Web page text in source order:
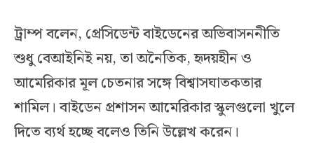
ট্রাম্প বলেন, প্রেসিডেন্ট বাইডেনের অভিবাসননীতি
শুধু বেআইনিই নয়, তা অনৈতিক, হৃদয়হীন ও
আমেরিকার মূল চেতনার সঙ্গে বিশ্বাসঘাতকতার
শামিল। বাইডেন প্রশাসন আমেরিকার স্কুলগুলো খুলে
দিতে ব্যর্থ হচ্ছে বলেও তিনি উল্লেখ করেন।